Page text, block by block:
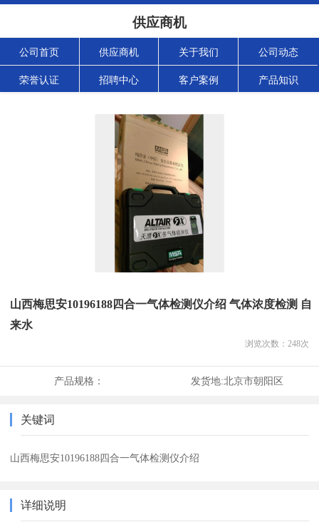
供应商机
公司首页 供应商机 关于我们 公司动态
荣誉认证 招聘中心 客户案例 产品知识
山西梅思安10196188四合一气体检测仪介绍 气体浓度检测 自
来水
浏览次数： 248次
产品规格： 发货地:北京市朝阳区
关键词
山西梅思安10196188四合一气体检测仪介绍
详细说明